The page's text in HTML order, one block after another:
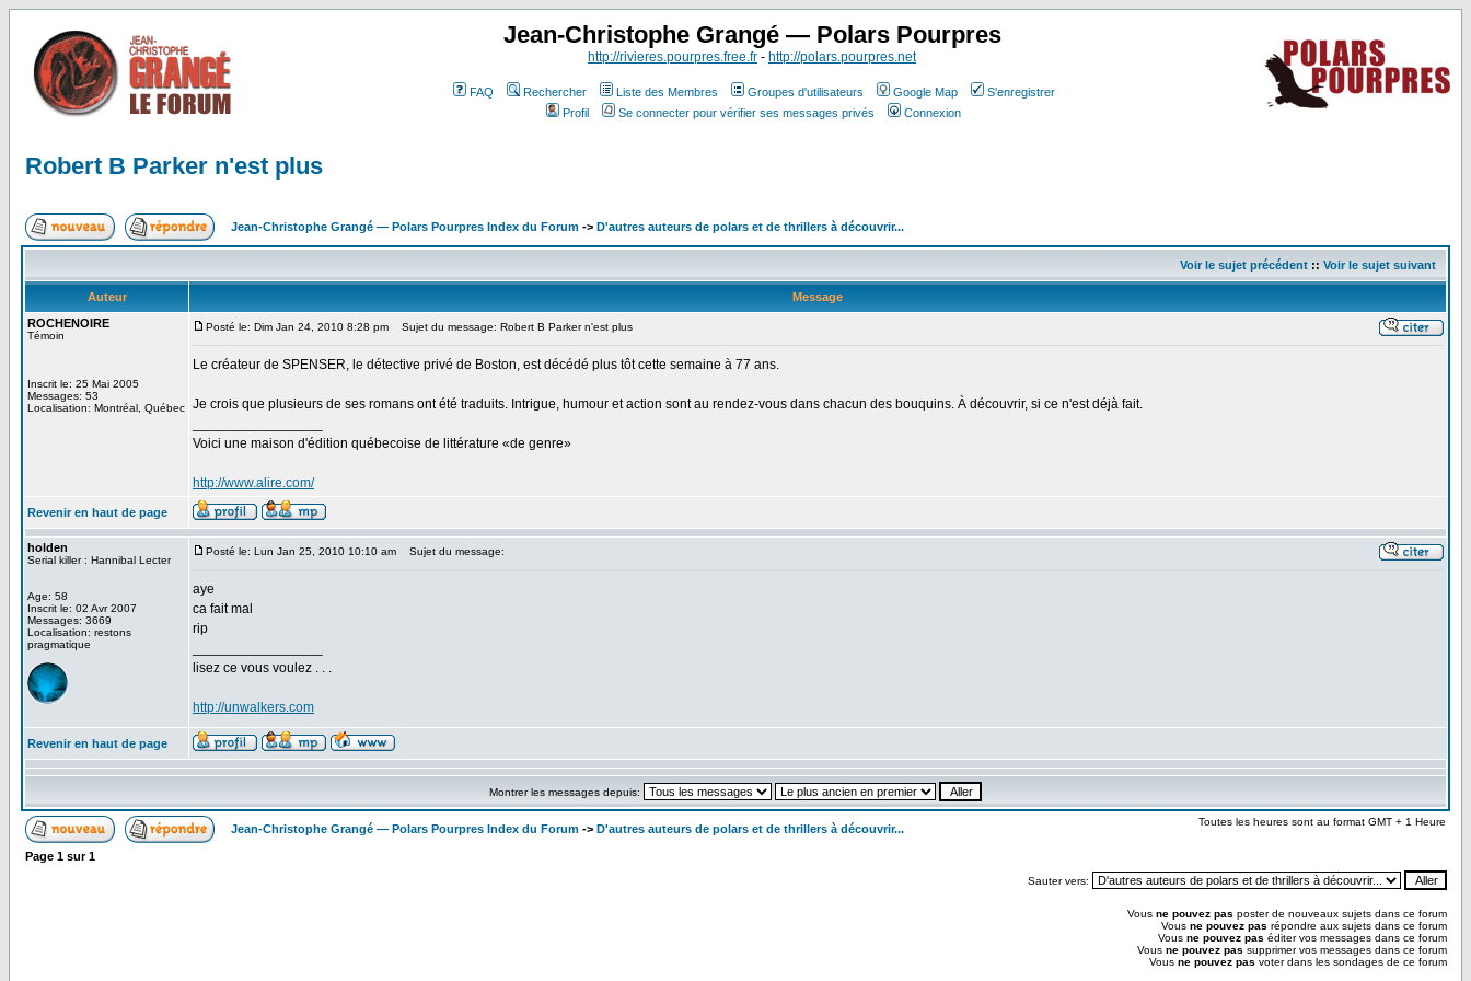
Jean-Christophe Grangé — Polars Pourpres
http://rivieres.pourpres.free.fr - http://polars.pourpres.net
FAQ Rechercher Liste des Membres Groupes d'utilisateurs Google Map
S'enregistrer
Profil
Se connecter pour vérifier ses messages privés Connexion
Robert B Parker n'est plus
Jean-Christophe Grangé — Polars Pourpres Index du Forum -> D'autres auteurs de polars et de thrillers à découvrir...
Voir le sujet précédent :: Voir le sujet suivant
Auteur
Message
ROCHENOIRE
Témoin
Inscrit le: 25 Mai 2005
Messages: 53
Localisation: Montréal, Québec
Posté le: Dim Jan 24, 2010 8:28 pm Sujet du message: Robert B Parker n'est plus
Le créateur de SPENSER, le détective privé de Boston, est décédé plus tôt cette semaine à 77 ans.
Je crois que plusieurs de ses romans ont été traduits. Intrigue, humour et action sont au rendez-vous dans chacun des bouquins. À découvrir, si ce n'est déjà fait.
Voici une maison d'édition québecoise de littérature «de genre»
http://www.alire.com/
Revenir en haut de page
holden
Serial killer : Hannibal Lecter
Age: 58
Inscrit le: 02 Avr 2007
Messages: 3669
Localisation: restons
pragmatique
Posté le: Lun Jan 25, 2010 10:10 am Sujet du message:
aye
ca fait mal
rip
lisez ce vous voulez . . .
http://unwalkers.com
Revenir en haut de page
Montrer les messages depuis:
Jean-Christophe Grangé — Polars Pourpres Index du Forum -> D'autres auteurs de polars et de thrillers à découvrir...
Toutes les heures sont au format GMT + 1 Heure
Page 1 sur1
Sauter vers:
Vous ne pouvez pas poster de nouveaux sujets dans ce forum
Vous ne pouvez pas répondre aux sujets dans ce forum
Vous ne pouvez pas éditer vos messages dans ce forum
Vous ne pouvez pas supprimer vos messages dans ce forum
Vous ne pouvez pas voter dans les sondages de ce forum